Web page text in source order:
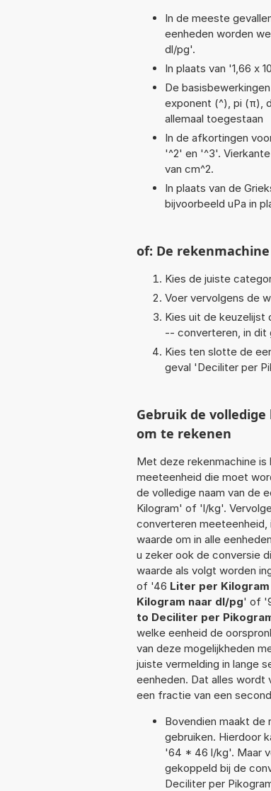
In de meeste
eenheden worden
dl/pg'.
In plaats van '1,66 x
De
exponent (^), pi (π),
allemaal toegestaan
In de afkortingen
'^2' en '^3'.
van cm^2.
In plaats van de
bijvoorbeeld uPa in
of: De
Kies de juiste
Voer vervolgens de
Kies uit de keuzelijst
-- converteren, in dit
Kies ten slotte de
geval 'Deciliter per
Gebruik de
om te rekenen
Met deze rekenmachine
meeteenheid die moet
de volledige naam van de
Kilogram' of 'l/kg'.
converteren
waarde om in alle
u zeker ook de conversie
waarde als volgt worden
of '46 Liter per
Kilogram naar dl/pg' of
to Deciliter per
welke eenheid de
van deze mogelijkheden
juiste vermelding in lange
eenheden. Dat alles wordt
een fractie van een
Bovendien maakt de
gebruiken. Hierdoor
'64 * 46 l/kg'. Maar
gekoppeld bij de
Deciliter per